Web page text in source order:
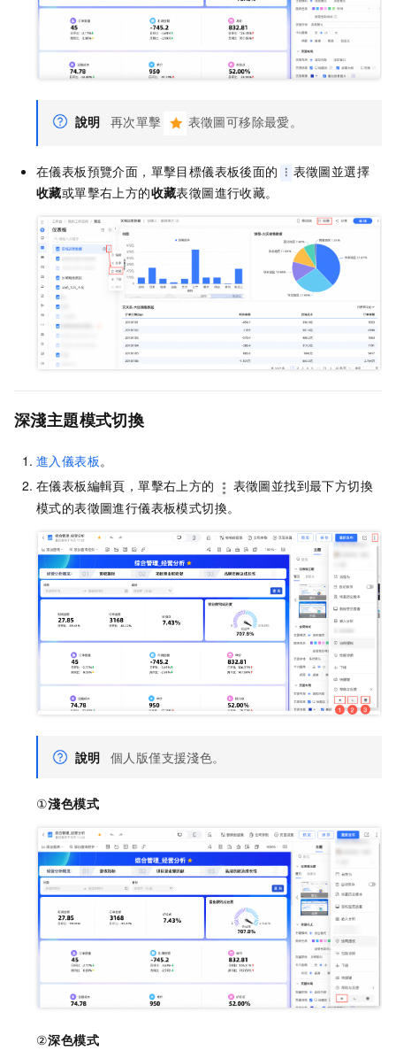
說明 再次單擊 表徵圖可移除最愛。
在儀表板預覽介面，單擊目標儀表板後面的
表徵圖並選擇
收藏或單擊右上方的收藏表徵圖進行收藏。
深淺主題模式切換
進入儀表板 。
在儀表板編輯頁，單擊右上方的
表徵圖並找到最下方切換
模式的表徵圖進行儀表板模式切換。
說明 個人版僅支援淺色。
①淺色模式
②深色模式